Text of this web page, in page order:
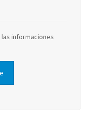
informaciones